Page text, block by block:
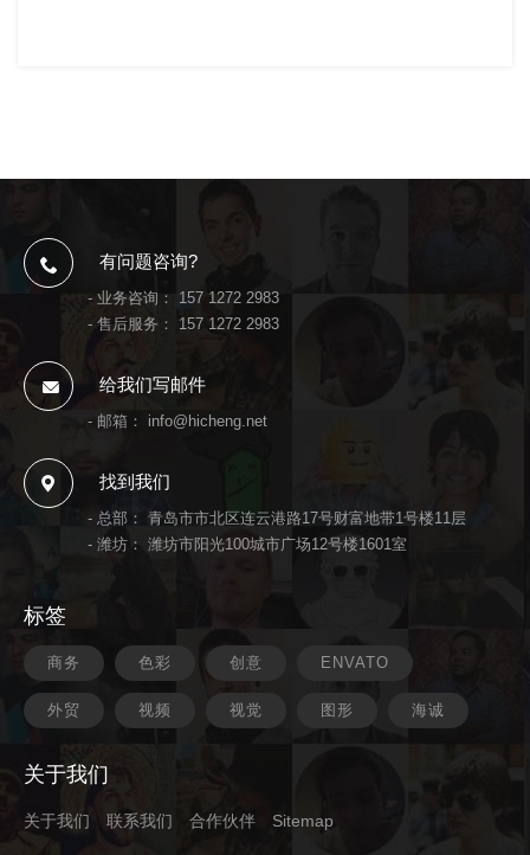
有问题咨询?
- 业务咨询： 157 1272 2983
- 售后服务： 157 1272 2983
给我们写邮件
- 邮箱： info@hicheng.net
找到我们
- 总部： 青岛市市北区连云港路17号财富地带1号楼11层
- 潍坊： 潍坊市阳光100城市广场12号楼1601室
标签
商务 色彩 创意 ENVATO
外贸 视频 视觉 图形 海诚
关于我们
关于我们 联系我们 合作伙伴 Sitemap